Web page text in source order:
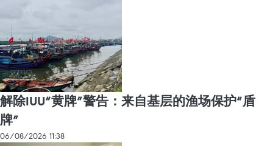
解除IUU“黄牌”警告：来自基层的渔场保护“盾
牌”
06/08/2026 11:38